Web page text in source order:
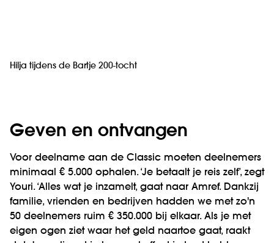
Hilja tijdens de Bartje 200-tocht
Geven en ontvangen
Voor deelname aan de Classic moeten deelnemers
minimaal € 5.000 ophalen. ‘Je betaalt je reis zelf’, zegt
Youri. ‘Alles wat je inzamelt, gaat naar Amref. Dankzij
familie, vrienden en bedrijven hadden we met zo'n
50 deelnemers ruim € 350.000 bij elkaar. Als je met
eigen ogen ziet waar het geld naartoe gaat, raakt